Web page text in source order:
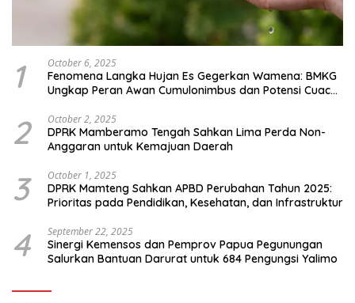
1 October 6, 2025
Fenomena Langka Hujan Es Gegerkan Wamena: BMKG
Ungkap Peran Awan Cumulonimbus dan Potensi Cuaca
2 October 2, 2025
DPRK Mamberamo Tengah Sahkan Lima Perda Non-
Anggaran untuk Kemajuan Daerah
3 October 1, 2025
DPRK Mamteng Sahkan APBD Perubahan Tahun 2025:
Prioritas pada Pendidikan, Kesehatan, dan Infrastruktur
4 September 22, 2025
Sinergi Kemensos dan Pemprov Papua Pegunungan
Salurkan Bantuan Darurat untuk 684 Pengungsi Yalimo